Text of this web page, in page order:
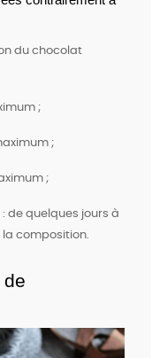
du chocolat
;
;
;
de quelques jours à
composition.